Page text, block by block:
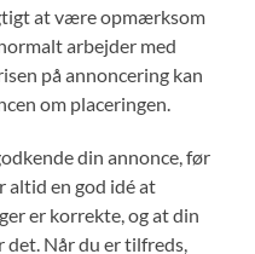
at være opmærksom
arbejder med
på annoncering kan
om placeringen.
din annonce, før
altid en god idé at
er korrekte, og at din
det. Når du er tilfreds,